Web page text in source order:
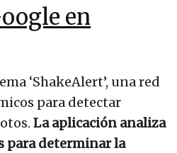
en
‘ShakeAlert’, una red
para detectar
La aplicación analiza
para determinar la